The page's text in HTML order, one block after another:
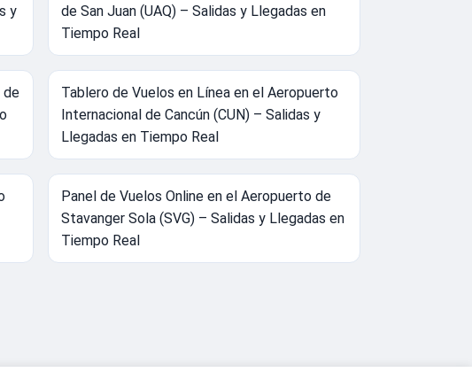
y
de San Juan (UAQ) – Salidas y Llegadas en
Tiempo Real
de
Tablero de Vuelos en Línea en el Aeropuerto
Internacional de Cancún (CUN) – Salidas y
Llegadas en Tiempo Real
Panel de Vuelos Online en el Aeropuerto de
Stavanger Sola (SVG) – Salidas y Llegadas en
Tiempo Real